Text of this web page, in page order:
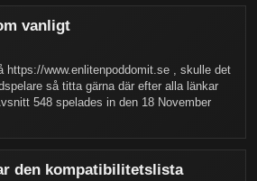
vanligt
https://www.enlitenpoddomit.se , skulle det
så titta gärna där efter alla länkar
548 spelades in den 18 November
den kompatibilitetslista